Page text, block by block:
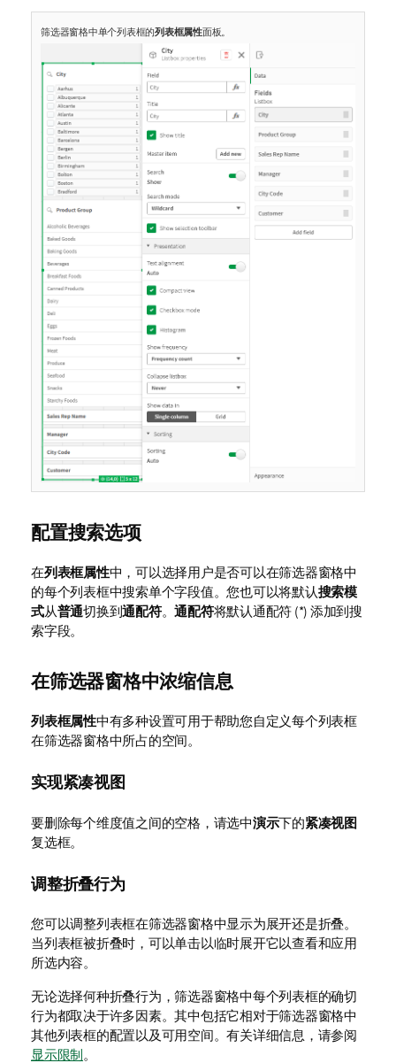
筛选器窗格中单个列表框的列表框属性面板。
配置搜索选项
在列表框属性中，可以选择用户是否可以在筛选器窗格中
的每个列表框中搜索单个字段值。您也可以将默认搜索模
式从普通切换到通配符。通配符将默认通配符 (*) 添加到搜
索字段。
在筛选器窗格中浓缩信息
列表框属性中有多种设置可用于帮助您自定义每个列表框
在筛选器窗格中所占的空间。
实现紧凑视图
要删除每个维度值之间的空格，请选中演示下的紧凑视图
复选框。
调整折叠行为
您可以调整列表框在筛选器窗格中显示为展开还是折叠。
当列表框被折叠时，可以单击以临时展开它以查看和应用
所选内容。
无论选择何种折叠行为，筛选器窗格中每个列表框的确切
行为都取决于许多因素。其中包括它相对于筛选器窗格中
其他列表框的配置以及可用空间。有关详细信息，请参阅
显示限制 。